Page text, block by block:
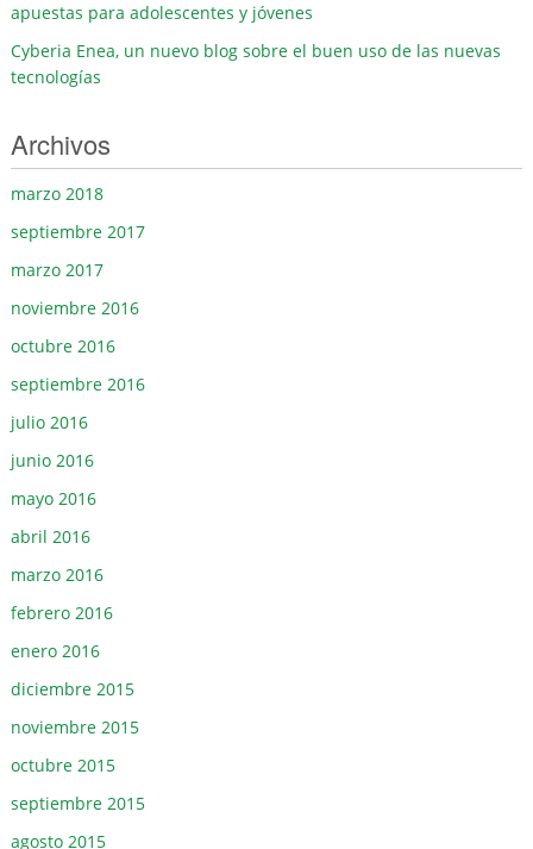
apuestas para adolescentes y jóvenes
Cyberia Enea, un nuevo blog sobre el buen uso de las nuevas
tecnologías
Archivos
marzo 2018
septiembre 2017
marzo 2017
noviembre 2016
octubre 2016
septiembre 2016
julio 2016
junio 2016
mayo 2016
abril 2016
marzo 2016
febrero 2016
enero 2016
diciembre 2015
noviembre 2015
octubre 2015
septiembre 2015
agosto 2015